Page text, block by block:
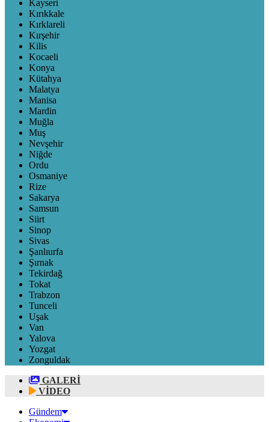
Kayseri
Kırıkkale
Kırklareli
Kırşehir
Kilis
Kocaeli
Konya
Kütahya
Malatya
Manisa
Mardin
Muğla
Muş
Nevşehir
Niğde
Ordu
Osmaniye
Rize
Sakarya
Samsun
Siirt
Sinop
Sivas
Şanlıurfa
Şırnak
Tekirdağ
Tokat
Trabzon
Tunceli
Uşak
Van
Yalova
Yozgat
Zonguldak
GALERİ
VİDEO
Gündem